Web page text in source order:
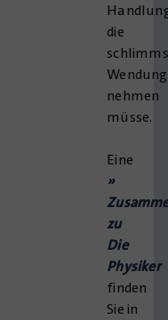
die
Wendung
nehmen
müsse.
Eine
»
zu
Die
Physiker
finden
Sie in